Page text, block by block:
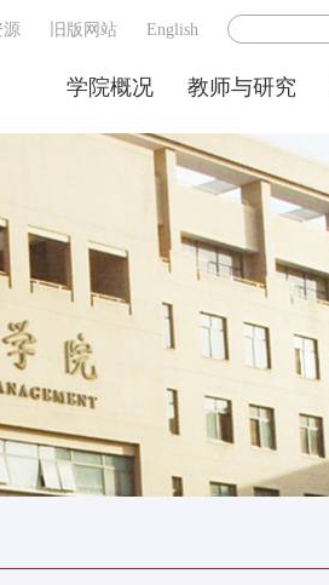
源 旧版网站 English
学院概况 教师与研究